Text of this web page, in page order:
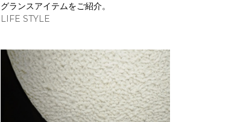
グランスアイテムをご紹介。
LIFE STYLE